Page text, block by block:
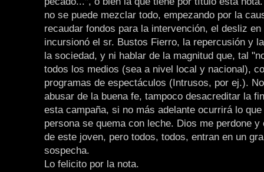
no se puede mezclar todo, empezando por la
recaudar fondos para la intervención, el desliz en
incursionó el sr. Bustos Fierro, la repercusión y
la sociedad, y ni hablar de la magnitud que, tal
todos los medios (sea a nivel local y nacional),
programas de espectáculos (Intrusos, por ej.).
abusar de la buena fe, tampoco desacreditar la
esta campaña, si no más adelante ocurrirá lo que
persona se quema con leche. Dios me perdone y
de este joven, pero todos, todos, entran en un
sospecha.
Lo felicito por la nota.